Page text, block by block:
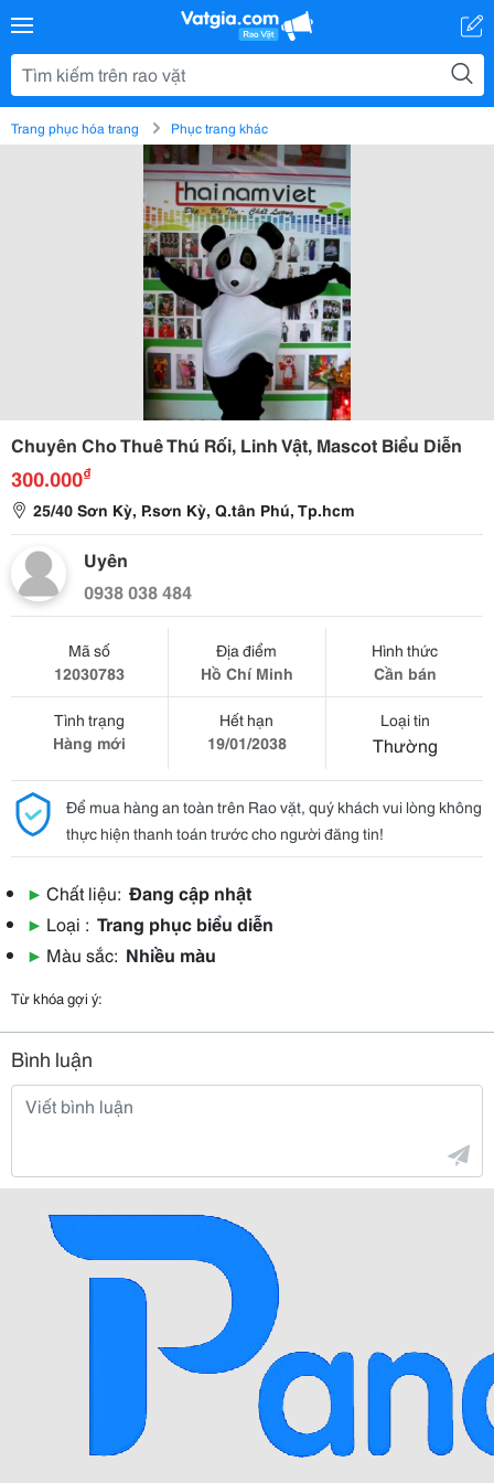
Trang phục hóa trang Phục trang khác
Chuyên Cho Thuê Thú Rối, Linh Vật, Mascot Biểu Diễn
300.000₫
25/40 Sơn Kỳ, P.sơn Kỳ, Q.tân Phú, Tp.hcm
Uyên
0938 038 484
Mã số
12030783
Địa điểm
Hồ Chí Minh
Hình thức
Cần bán
Tình trạng
Hàng mới
Hết hạn
19/01/2038
Loại tin
Thường
Để mua hàng an toàn trên Rao vặt, quý khách vui lòng không
thực hiện thanh toán trước cho người đăng tin!
▶ Chất liệu: Đang cập nhật
▶ Loại : Trang phục biểu diễn
▶ Màu sắc: Nhiều màu
Từ khóa gợi ý:
Bình luận